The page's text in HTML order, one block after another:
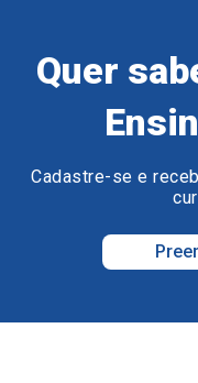
Quer
Cadastre-se e